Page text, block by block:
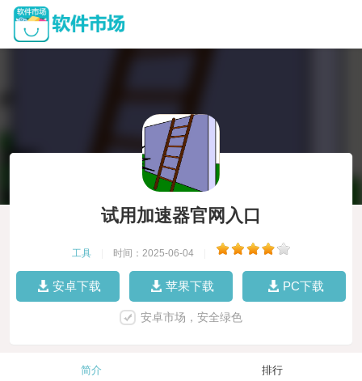
试用加速器官网入口
工具 时间：2025-06-04
安卓下载 苹果下载 PC下载
安卓市场，安全绿色
简介 排行